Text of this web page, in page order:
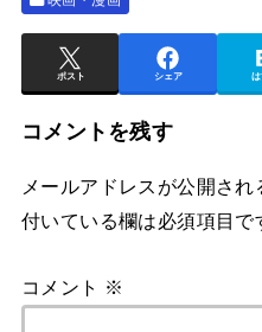
ポスト シェア は
コメントを残す
メールアドレスが公開され
付いている欄は必須項目で
コメント ※